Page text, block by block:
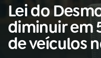
Buscar
na
Rádio
Nacional
Lei do
diminuir em
de veículos